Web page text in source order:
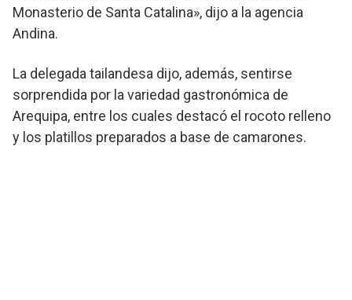
Monasterio de Santa Catalina», dijo a la agencia
Andina.
La delegada tailandesa dijo, además, sentirse
sorprendida por la variedad gastronómica de
Arequipa, entre los cuales destacó el rocoto relleno
y los platillos preparados a base de camarones.